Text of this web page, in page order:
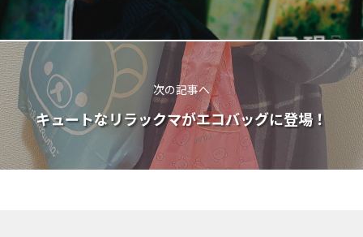
次の記事へ
キュートなリラックマがエコバッグに登場！